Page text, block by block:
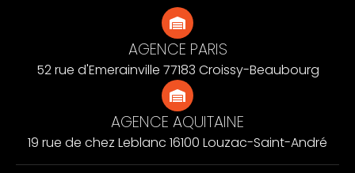
AGENCE PARIS
52 rue d'Emerainville 77183 Croissy-Beaubourg
AGENCE AQUITAINE
19 rue de chez Leblanc 16100 Louzac-Saint-André